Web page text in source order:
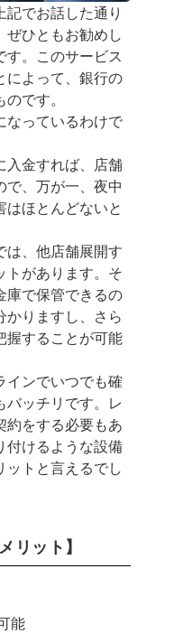
でお話した通り
ぜひともお勧めし
す。このサービス
によって、銀行の
です。
なっているわけで
入金すれば、店舗
で、万が一、夜中
ほとんどないと
は、他店舗展開す
トがあります。そ
庫で保管できるの
かりますし、さら
握することが可能
インでいつでも確
バッチリです。レ
約をする必要もあ
付けるような設備
ットと言えるでし
リット】
能